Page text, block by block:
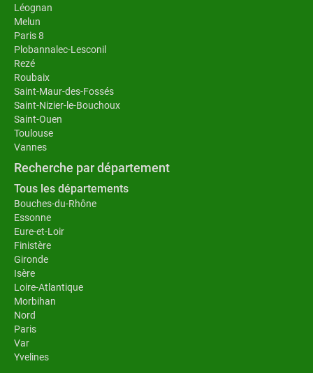
Léognan
Melun
Paris 8
Plobannalec-Lesconil
Rezé
Roubaix
Saint-Maur-des-Fossés
Saint-Nizier-le-Bouchoux
Saint-Ouen
Toulouse
Vannes
Recherche par département
Tous les départements
Bouches-du-Rhône
Essonne
Eure-et-Loir
Finistère
Gironde
Isère
Loire-Atlantique
Morbihan
Nord
Paris
Var
Yvelines